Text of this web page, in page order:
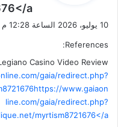
a
10 يوليو، 2026 الساعة 12:28 م
References:
Casino Video Review
gaia/redirect.php?
www.gaiaon
line.com/gaia/redirect.php?
myrtism8721676</a